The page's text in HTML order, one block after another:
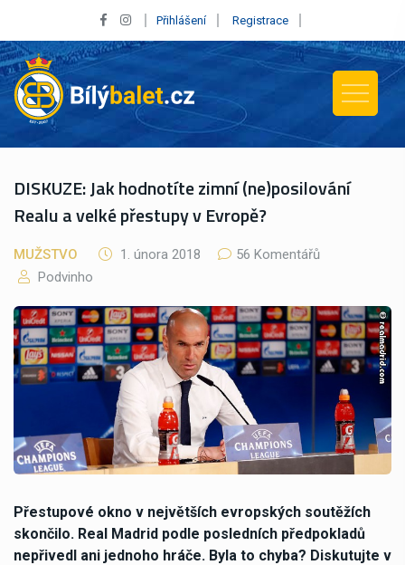
Přihlášení Registrace
DISKUZE: Jak hodnotíte zimní (ne)posilování
Realu a velké přestupy v Evropě?
MUŽSTVO 1. února 2018
56 Komentářů
Podvinho
Přestupové okno v největších evropských soutěžích
skončilo. Real Madrid podle posledních předpokladů
nepřivedl ani jednoho hráče. Byla to chyba? Diskutujte v